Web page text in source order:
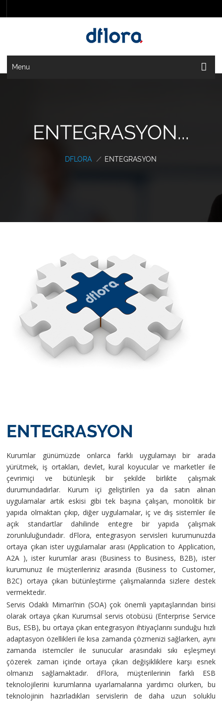
Menu
ENTEGRASYON...
DFLORA / ENTEGRASYON
ENTEGRASYON
Kurumlar günümüzde onlarca farklı uygulamayı bir arada
yürütmek, iş ortakları, devlet, kural koyucular ve marketler ile
çevrimiçi ve bütünleşik bir şekilde birlikte çalışmak
durumundadırlar. Kurum içi geliştirilen ya da satın alınan
uygulamalar artık eskisi gibi tek başına çalışan, monolitik bir
yapıda olmaktan çıkıp, diğer uygulamalar, iç ve dış sistemler ile
açık standartlar dahilinde entegre bir yapıda çalışmak
zorunluluğundadır. dFlora, entegrasyon servisleri kurumunuzda
ortaya çıkan ister uygulamalar arası (Application to Application,
A2A ), ister kurumlar arası (Business to Business, B2B), ister
kurumunuz ile müşterileriniz arasında (Business to Customer,
B2C) ortaya çıkan bütünleştirme çalışmalarında sizlere destek
vermektedir.
Servis Odaklı Mimari’nin (SOA) çok önemli yapıtaşlarından birisi
olarak ortaya çıkan Kurumsal servis otobüsü (Enterprise Service
Bus, ESB), bu ortaya çıkan entegrasyon ihtiyaçlarını sunduğu hızlı
adaptasyon özellikleri ile kısa zamanda çözmenizi sağlarken, aynı
zamanda istemciler ile sunucular arasındaki sıkı eşleşmeyi
çözerek zaman içinde ortaya çıkan değişikliklere karşı esnek
olmanızı sağlamaktadır. dFlora, müşterilerinin farklı ESB
teknolojilerini kurumlarına uyarlamalarına yardımcı olurken, bu
teknolojinin hazırladıkları servislerin de daha uzun soluklu